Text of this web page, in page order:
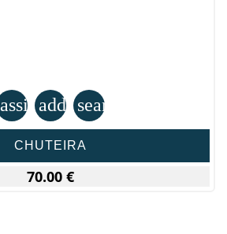
assignment
add_shopping_cart
search
CHUTEIRA
70.00 €